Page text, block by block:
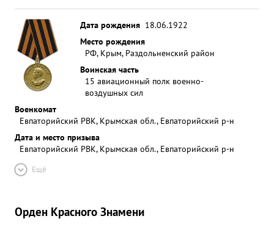
Дата рождения 18.06.1922
Место рождения
РФ, Крым, Раздольненский район
Воинская часть
15 авиационный полк военно-
воздушных сил
Военкомат
Евпаторийский РВК, Крымская обл., Евпаторийский р-н
Дата и место призыва
Евпаторийский РВК, Крымская обл., Евпаторийский р-н
Ещё
Орден Красного Знамени